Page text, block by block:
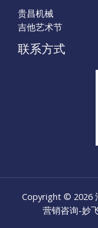
贵昌机械
吉他艺术节
联系方式
Copyright © 2026
营销咨询-妙